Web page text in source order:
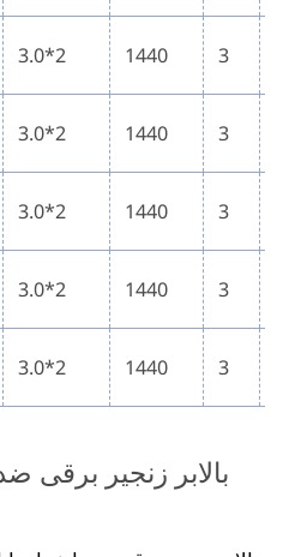
3.0*2 1440 3
3.0*2 1440 3
3.0*2 1440 3
3.0*2 1440 3
3.0*2 1440 3
بالابر زنجیر برقی